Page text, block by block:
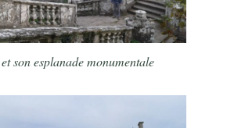
son esplanade monumentale